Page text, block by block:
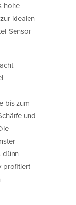
hohe
idealen
Sensor
bis zum
und
dünn
profitiert